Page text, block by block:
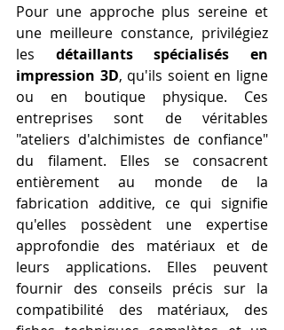
Pour une approche plus sereine et
une meilleure constance, privilégiez
les détaillants spécialisés en
impression 3D, qu'ils soient en ligne
ou en boutique physique. Ces
entreprises sont de véritables
"ateliers d'alchimistes de confiance"
du filament. Elles se consacrent
entièrement au monde de la
fabrication additive, ce qui signifie
qu'elles possèdent une expertise
approfondie des matériaux et de
leurs applications. Elles peuvent
fournir des conseils précis sur la
compatibilité des matériaux, des